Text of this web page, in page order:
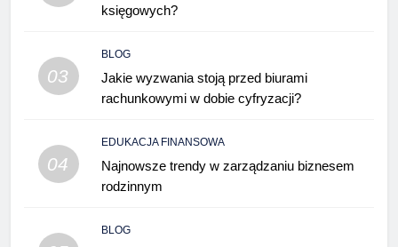
księgowych?
03
BLOG
Jakie wyzwania stoją przed biurami
rachunkowymi w dobie cyfryzacji?
04
EDUKACJA FINANSOWA
Najnowsze trendy w zarządzaniu biznesem
rodzinnym
BLOG